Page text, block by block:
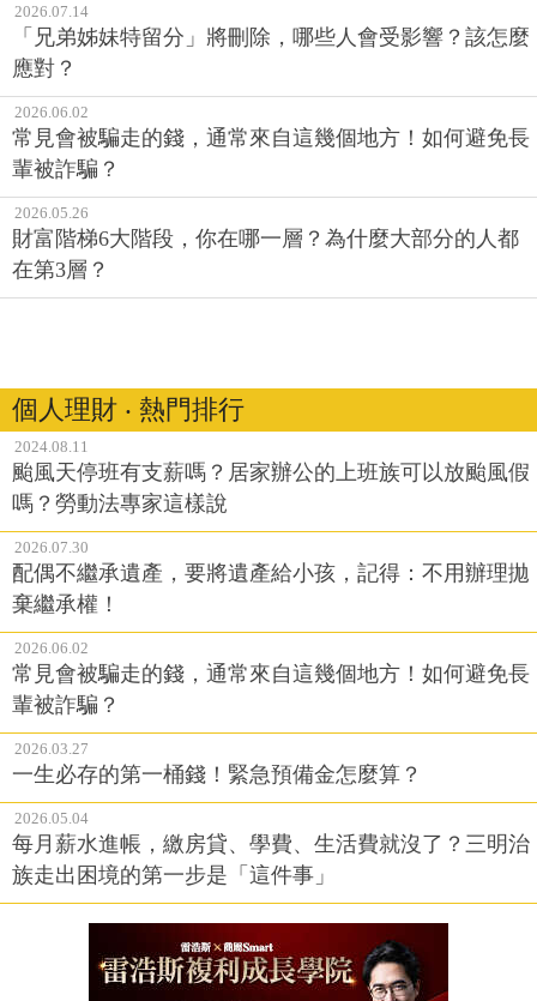
2026.07.14
「兄弟姊妹特留分」將刪除，哪些人會受影響？該怎麼
應對？
2026.06.02
常見會被騙走的錢，通常來自這幾個地方！如何避免長
輩被詐騙？
2026.05.26
財富階梯6大階段，你在哪一層？為什麼大部分的人都
在第3層？
個人理財 ‧ 熱門排行
2024.08.11
颱風天停班有支薪嗎？居家辦公的上班族可以放颱風假
嗎？勞動法專家這樣說
2026.07.30
配偶不繼承遺產，要將遺產給小孩，記得：不用辦理拋
棄繼承權！
2026.06.02
常見會被騙走的錢，通常來自這幾個地方！如何避免長
輩被詐騙？
2026.03.27
一生必存的第一桶錢！緊急預備金怎麼算？
2026.05.04
每月薪水進帳，繳房貸、學費、生活費就沒了？三明治
族走出困境的第一步是「這件事」